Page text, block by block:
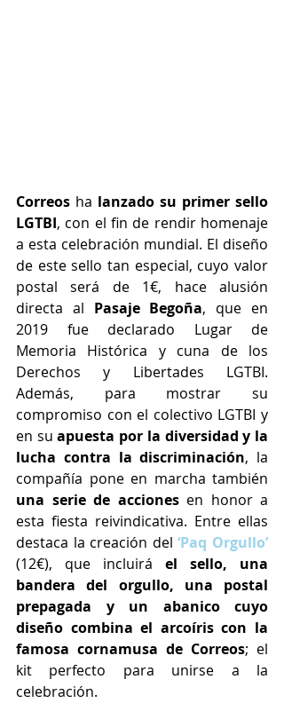
Correos ha lanzado su primer sello
LGTBI, con el fin de rendir homenaje
a esta celebración mundial. El diseño
de este sello tan especial, cuyo valor
postal será de 1€, hace alusión
directa al Pasaje Begoña, que en
2019 fue declarado Lugar de
Memoria Histórica y cuna de los
Derechos y Libertades LGTBI.
Además, para mostrar su
compromiso con el colectivo LGTBI y
en su apuesta por la diversidad y la
lucha contra la discriminación, la
una serie de acciones en honor a
esta fiesta reivindicativa. Entre ellas
destaca la creación del ‘Paq Orgullo’
(12€), que incluirá el sello, una
bandera del orgullo, una postal
prepagada y un abanico cuyo
diseño combina el arcoíris con la
famosa cornamusa de Correos; el
kit perfecto para unirse a la
celebración.